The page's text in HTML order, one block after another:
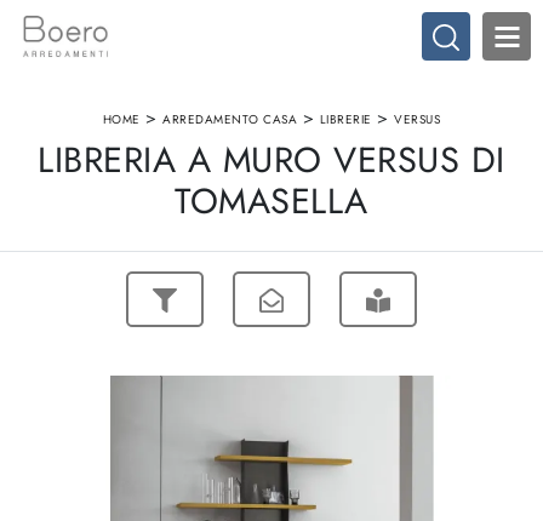
HOME >ARREDAMENTO CASA > LIBRERIE >VERSUS
LIBRERIA A MURO VERSUS DI
TOMASELLA